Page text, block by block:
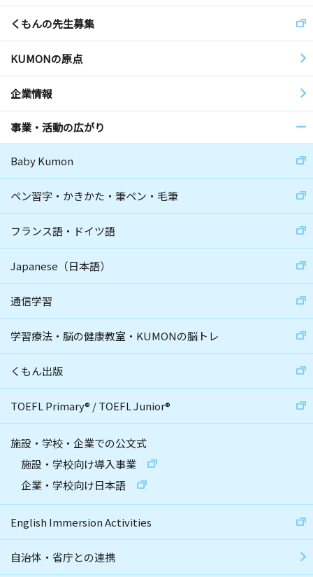
くもんの先生募集
KUMONの原点
企業情報
事業・活動の広がり
Baby Kumon
ペン習字・かきかた・筆ペン・毛筆
フランス語・ドイツ語
Japanese（日本語）
通信学習
学習療法・脳の健康教室・KUMONの脳トレ
くもん出版
TOEFL Primary® /TOEFL Junior®
施設・学校・企業での公文式
施設・学校向け導入事業
企業・学校向け日本語
English Immersion Activities
自治体・省庁との連携